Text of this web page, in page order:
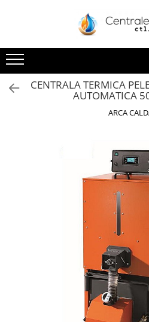
Toate Produsele
CONTAINERE SI CADRE MODULARE
CENTRALE TERMICE
GAZ CONDENSATIE
CAZANE COMBUSTIBIL SOLID
CAZANE LEMNE CU GAZEIFICARE
CENTRALE MIXTE LEMN/PELET
ACCESORII PENTRU MONTAJ
POMPE DE CALDURA AER-APA
POMPE DE CALDURA SOL-APA
TERMOSTATE DE AMBIENT -
CENTRALA TERMICA
AUTOMATICA
ARCA